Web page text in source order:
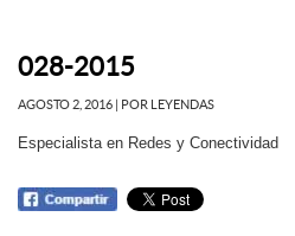
028-2015
AGOSTO 2, 2016 | POR LEYENDAS
Especialista en Redes y Conectividad